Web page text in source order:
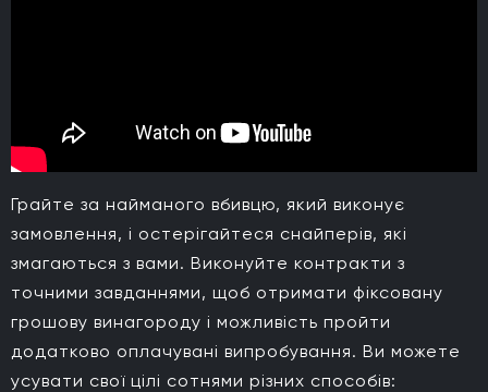
Грайте за найманого вбивцю, який виконує
замовлення, і остерігайтеся снайперів, які
змагаються з вами. Виконуйте контракти з
точними завданнями, щоб отримати фіксовану
грошову винагороду і можливість пройти
додатково оплачувані випробування. Ви можете
усувати свої цілі сотнями різних способів: